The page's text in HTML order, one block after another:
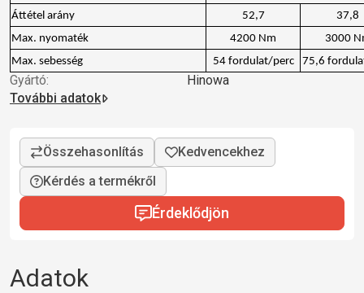
Áttétel arány
52,7
37,8
Max. nyomaték
4200 Nm
3000
Max. sebesség
54 fordulat/perc 75,6
Gyártó:
Hinowa
További adatok
Kérdés a termékről
Érdeklődjön
Adatok